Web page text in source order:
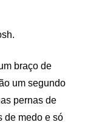
braço de
um segundo
pernas de
de medo e só